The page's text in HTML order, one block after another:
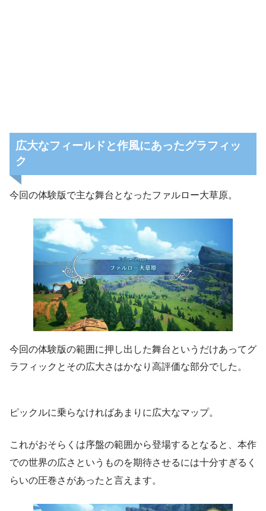
広大なフィールドと作風にあったグラフィッ
ク
今回の体験版で主な舞台となったファルロー大草原。
今回の体験版の範囲に押し出した舞台というだけあってグ
ラフィックとその広大さはかなり高評価な部分でした。
ピックルに乗らなければあまりに広大なマップ。
これがおそらくは序盤の範囲から登場するとなると、本作
での世界の広さというものを期待させるには十分すぎるく
らいの圧巻さがあったと言えます。